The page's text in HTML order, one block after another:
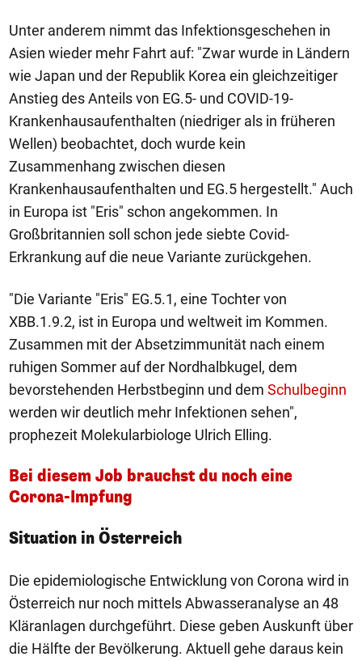
Unter anderem nimmt das Infektionsgeschehen in
Asien wieder mehr Fahrt auf: "Zwar wurde in Ländern
wie Japan und der Republik Korea ein gleichzeitiger
Anstieg des Anteils von EG.5- und COVID-19-
Krankenhausaufenthalten (niedriger als in früheren
Wellen) beobachtet, doch wurde kein
Zusammenhang zwischen diesen
Krankenhausaufenthalten und EG.5 hergestellt." Auch
in Europa ist "Eris" schon angekommen. In
Großbritannien soll schon jede siebte Covid-
Erkrankung auf die neue Variante zurückgehen.
"Die Variante "Eris" EG.5.1, eine Tochter von
XBB.1.9.2, ist in Europa und weltweit im Kommen.
Zusammen mit der Absetzimmunität nach einem
ruhigen Sommer auf der Nordhalbkugel, dem
bevorstehenden Herbstbeginn und dem Schulbeginn
werden wir deutlich mehr Infektionen sehen",
prophezeit Molekularbiologe Ulrich Elling.
Bei diesem Job brauchst du noch eine
Corona-Impfung
Situation in Österreich
Die epidemiologische Entwicklung von Corona wird in
Österreich nur noch mittels Abwasseranalyse an 48
Kläranlagen durchgeführt. Diese geben Auskunft über
die Hälfte der Bevölkerung. Aktuell gehe daraus kein